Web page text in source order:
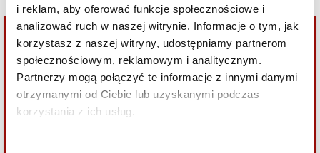
i reklam, aby oferować funkcje społecznościowe i
analizować ruch w naszej witrynie. Informacje o tym, jak
korzystasz z naszej witryny, udostępniamy partnerom
społecznościowym, reklamowym i analitycznym.
Partnerzy mogą połączyć te informacje z innymi danymi
otrzymanymi od Ciebie lub uzyskanymi podczas
korzystania z ich usług.